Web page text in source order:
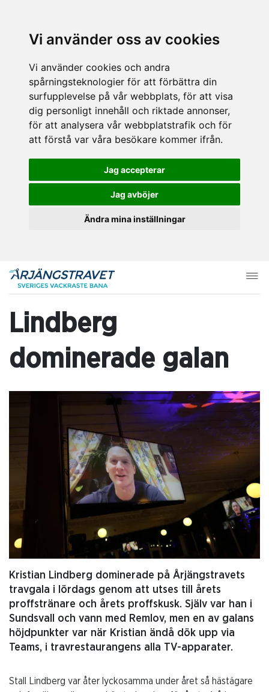
Vi använder oss av cookies
Vi använder cookies och andra
spårningsteknologier för att förbättra din
surfupplevelse på vår webbplats, för att visa
dig personligt innehåll och riktade annonser,
för att analysera vår webbplatstrafik och för
att förstå var våra besökare kommer ifrån.
Jag accepterar
Jag avböjer
Ändra mina inställningar
Lindberg
dominerade galan
Kristian Lindberg dominerade på Årjängstravets
travgala i lördags genom att utses till årets
proffstränare och årets proffskusk. Själv var han i
Sundsvall och vann med Remlov, men en av galans
höjdpunkter var när Kristian ändå dök upp via
Teams, i travrestaurangens alla TV-apparater.
Stall Lindberg var åter lyckosamma under året så hästägare